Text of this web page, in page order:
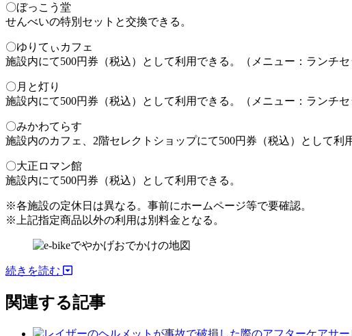
〇ぼっこう堂
せんべいの特別セットと交換できる。
〇ゆりてぃカフェ
施設内にて500円券（税込）として利用できる。（メニュー：ランチ
〇月と灯り
施設内にて500円券（税込）として利用できる。（メニュー：ランチ
〇みかわてらす
施設内のカフェ、2階セレクトショップにて500円券（税込）として利
〇大正ロマン館
施設内にて500円券（税込）として利用できる。
※各施設の定休日は異なる。事前にホームページ等で要確認。
※上記指定商品以外の利用は別料金となる。
続きを読む
関連する記事